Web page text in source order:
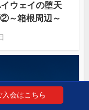
ウェイの堕天
～箱根周辺～
入会はこちら